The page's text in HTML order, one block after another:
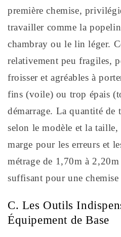
première chemise,
travailler comme la
chambray ou le lin léger.
relativement peu fragiles,
froisser et agréables à
fins (voile) ou trop épais
démarrage. La quantité de
selon le modèle et la
marge pour les erreurs et
métrage de 1,70m à 2,20m
suffisant pour une
C. Les Outils
Équipement de Base